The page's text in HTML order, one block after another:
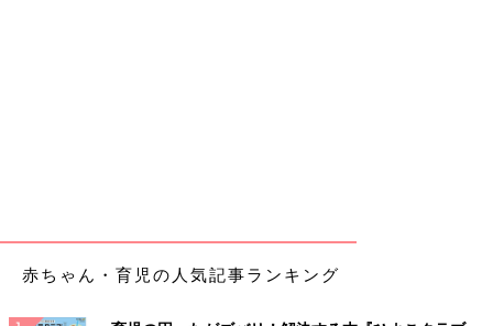
赤ちゃん・育児の人気記事ランキング